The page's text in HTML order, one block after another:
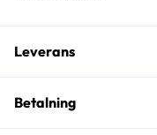
Leverans
Betalning